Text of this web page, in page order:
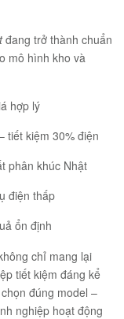
đang trở thành chuẩn
mô hình kho và
hợp lý
tiết kiệm 30% điện
phân khúc Nhật
điện thấp
ổn định
chỉ mang lại
tiết kiệm đáng kể
đúng model –
nghiệp hoạt động